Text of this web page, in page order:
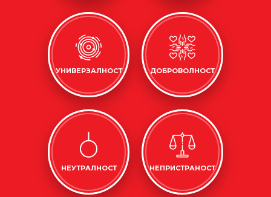
УНИВЕРЗАЛНОСТ ДОБРОВОЛНОСТ
НЕУТРАЛНОСТ НЕПРИСТРАНОСТ